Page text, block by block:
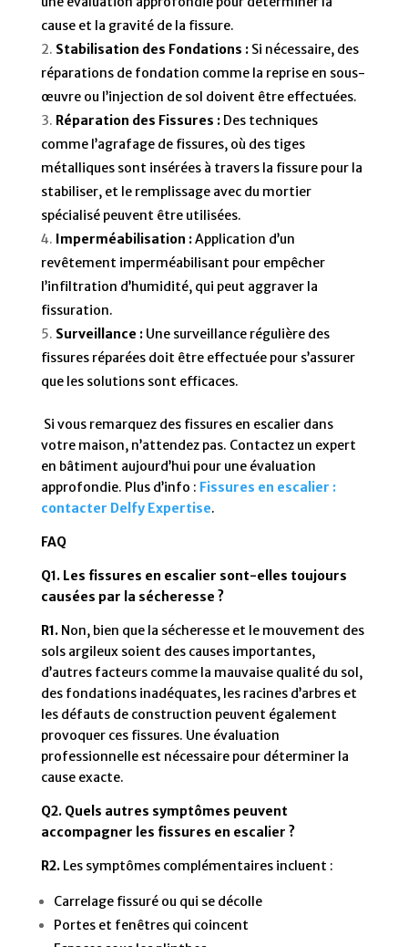
cause et la gravité de la fissure.
Stabilisation des Fondations :Si nécessaire, des
réparations de fondation comme la reprise en sous-
œuvre ou l’injection de sol doivent être effectuées.
Réparation des Fissures :Des techniques
comme l’agrafage de fissures, où des tiges
métalliques sont insérées à travers la fissure pour la
stabiliser, et le remplissage avec du mortier
spécialisé peuvent être utilisées.
Imperméabilisation :Application d’un
revêtement imperméabilisant pour empêcher
l’infiltration d’humidité, qui peut aggraver la
fissuration.
Surveillance :Une surveillance régulière des
fissures réparées doit être effectuée pour s’assurer
que les solutions sont efficaces.
Si vous remarquez des fissures en escalier dans
votre maison, n’attendez pas. Contactez un expert
en bâtiment aujourd’hui pour une évaluation
approfondie. Plus d’info : Fissures en escalier :
contacter Delfy Expertise.
FAQ
Q1. Les fissures en escalier sont-elles toujours
causées par la sécheresse ?
R1.Non, bien que la sécheresse et le mouvement des
sols argileux soient des causes importantes,
d’autres facteurs comme la mauvaise qualité du sol,
des fondations inadéquates, les racines d’arbres et
les défauts de construction peuvent également
provoquer ces fissures. Une évaluation
professionnelle est nécessaire pour déterminer la
cause exacte.
Q2. Quels autres symptômes peuvent
accompagner les fissures en escalier ?
R2.Les symptômes complémentaires incluent :
Carrelage fissuré ou qui se décolle
Portes et fenêtres qui coincent